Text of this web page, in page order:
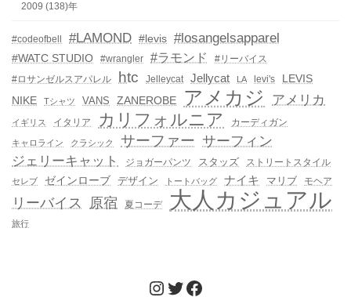
2009 (138)年
#codeofbell #LAMOND #levis #losangelsapparel
#WATC STUDIO #wrangler #ラモンド
#リーバイス
#ロサンゼルスアパレル
htc Jelleycat Jellycat LA levi's
LEVIS
NIKE
Tシャツ VANS ZANEROBE アメカジ アメリカ
イギリス イタリア カリフォルニア カーディガン
キャロライン クラシック サーファー サーフィン
ジェリーキャット
ジョガーパンツ スタッズ ストリートスタイル
セレブ ゼインローブ デザイン トートバッグ ナイキ マリブ モヘア
リーバイス 原宿 夏コーデ 大人カジュアル
旅行
Instagram
Twitter
Facebook